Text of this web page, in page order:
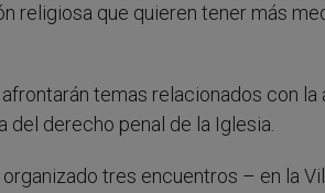
religiosa que quieren tener más
temas relacionados con
del derecho penal de la Iglesia.
tres encuentros – en la